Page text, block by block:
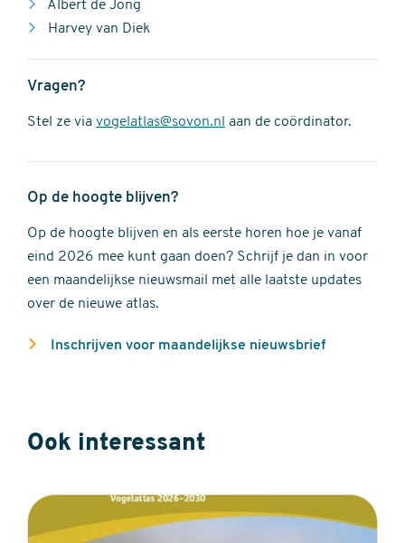
Albert de Jong
Harvey van Diek
Vragen?
Stel ze via vogelatlas@sovon.nl aan de coördinator.
Op de hoogte blijven?
Op de hoogte blijven en als eerste horen hoe je vanaf
eind 2026 mee kunt gaan doen? Schrijf je dan in voor
een maandelijkse nieuwsmail met alle laatste updates
over de nieuwe atlas.
Inschrijven voor maandelijkse nieuwsbrief
Ook interessant